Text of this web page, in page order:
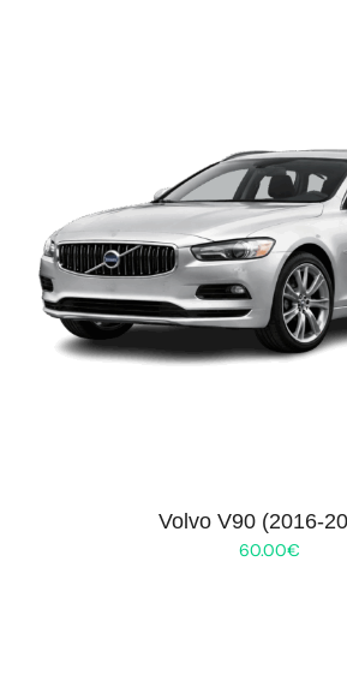
Volvo V90 (2016-
60.00€